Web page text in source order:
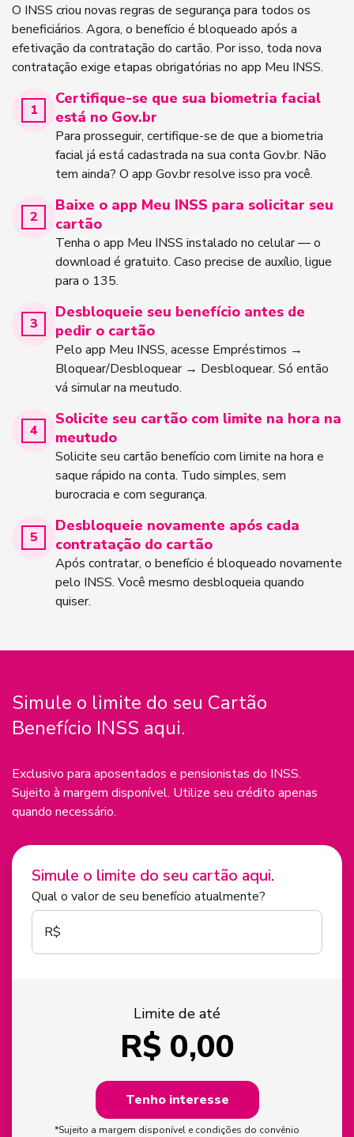
O INSS criou novas regras de segurança para todos os
beneficiários. Agora, o benefício é bloqueado após a
efetivação da contratação do cartão. Por isso, toda nova
contratação exige etapas obrigatórias no app Meu INSS.
Certifique-se que sua biometria facial
está no Gov.br
Para prosseguir, certifique-se de que a biometria
facial já está cadastrada na sua conta Gov.br. Não
tem ainda? O app Gov.br resolve isso pra você.
Baixe o app Meu INSS para solicitar seu
cartão
Tenha o app Meu INSS instalado no celular — o
download é gratuito. Caso precise de auxílio, ligue
para o 135.
Desbloqueie seu benefício antes de
pedir o cartão
Pelo app Meu INSS, acesse Empréstimos →
Bloquear/Desbloquear → Desbloquear. Só então
vá simular na meutudo.
Solicite seu cartão com limite na hora na
meutudo
Solicite seu cartão benefício com limite na hora e
saque rápido na conta. Tudo simples, sem
burocracia e com segurança.
Desbloqueie novamente após cada
contratação do cartão
Após contratar, o benefício é bloqueado novamente
pelo INSS. Você mesmo desbloqueia quando
quiser.
Simule o limite do seu Cartão
Benefício INSS aqui.
Exclusivo para aposentados e pensionistas do INSS.
Sujeito à margem disponível. Utilize seu crédito apenas
quando necessário.
Simule o limite do seu cartão aqui.
Qual o valor de seu benefício atualmente?
R$
Limite de até
R$ 0,00
Tenho interesse
*Sujeito a margem disponível e condições do convênio